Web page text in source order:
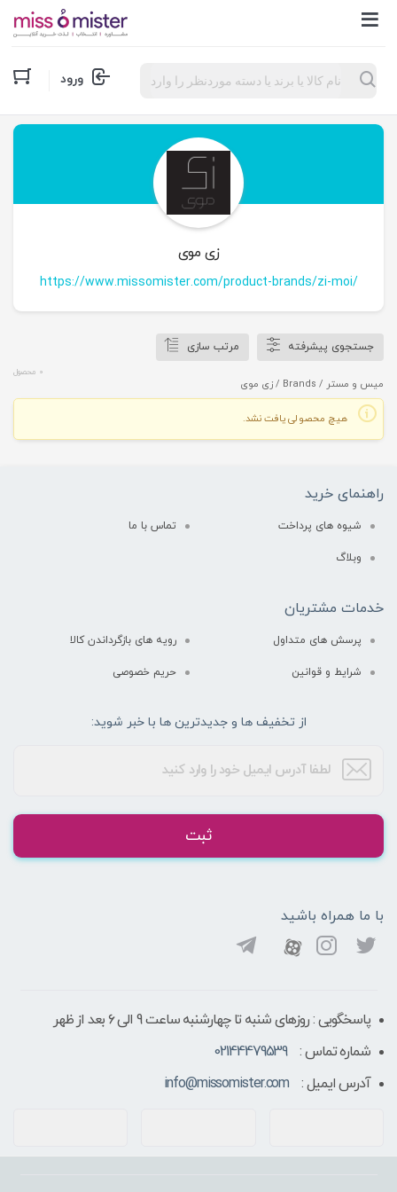
Products
search ورود
زی موی
https://www.missomister.com/product-brands/zi-moi/
جستجوی پیشرفته مرتب سازی
میس و مستر / Brands / زی موی
0 محصول
هیچ محصولی یافت نشد.
راهنمای خرید
شیوه های پرداخت تماس با ما
وبلاگ
خدمات مشتریان
پرسش های متداول رویه های بازگرداندن کالا
شرایط و قوانین حریم خصوصی
از تخفیف ها و جدیدترین ها با خبر شوید:
ثبت
با ما همراه باشید
پاسخگویی : روزهای شنبه تا چهارشنبه ساعت 9 الی ۶ بعد از ظهر
شماره تماس :
02144479539
آدرس ایمیل :
info@missomister.com